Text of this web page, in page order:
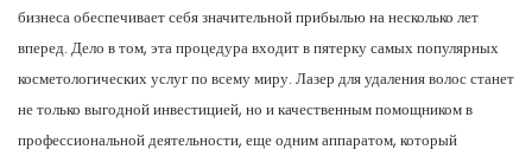
бизнеса обеспечивает себя значительной прибылью на несколько лет
вперед. Дело в том, эта процедура входит в пятерку самых популярных
косметологических услуг по всему миру. Лазер для удаления волос станет
не только выгодной инвестицией, но и качественным помощником в
профессиональной деятельности, еще одним аппаратом, который